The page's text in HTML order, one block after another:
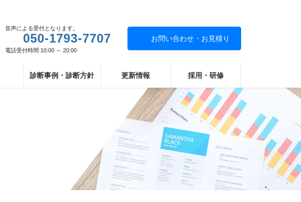
音声による受付となります。
050-1793-7707
電話受付時間 10:00 ～ 20:00
お問い合わせ・お見積り
診断事例・診断方針 更新情報 採用・研修